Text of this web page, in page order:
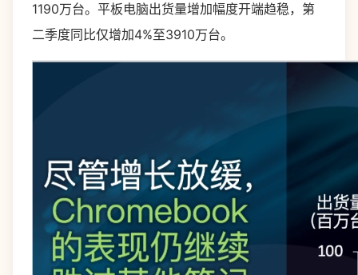
1190万台。平板电脑出货量增加幅度开端趋稳，第
二季度同比仅增加4%至3910万台。